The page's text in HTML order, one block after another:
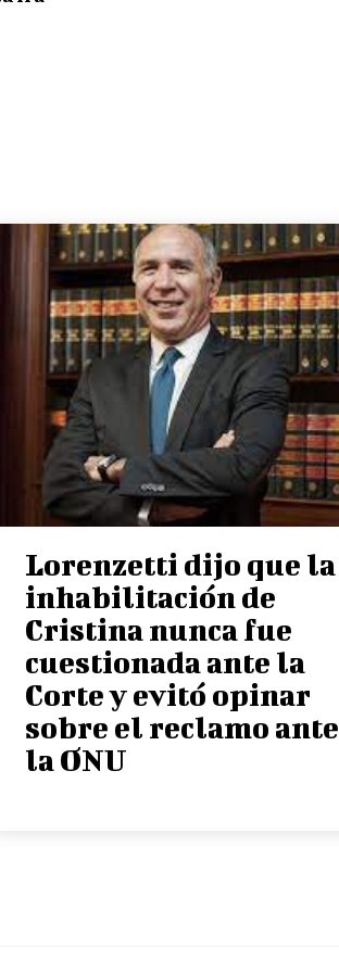
Lorenzetti dijo que la
inhabilitación de
Cristina nunca fue
cuestionada ante la
Corte y evitó opinar
sobre el reclamo ante
la ONU